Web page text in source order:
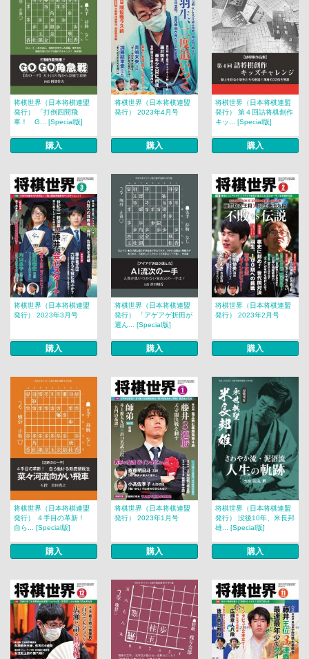
将棋世界（日本将棋連盟
発行） 「打倒四間飛
車！ G... [Special版]
購入
将棋世界（日本将棋連盟
発行） 2023年4月号
購入
将棋世界（日本将棋連盟
発行） 第４回詰将棋創作
キッ... [Special版]
購入
将棋世界（日本将棋連盟
発行） 2023年3月号
購入
将棋世界（日本将棋連盟
発行） 「アゲアゲ折田が
選ん... [Special版]
購入
将棋世界（日本将棋連盟
発行） 2023年2月号
購入
将棋世界（日本将棋連盟
発行） ４手目の革新！
自ら... [Special版]
購入
将棋世界（日本将棋連盟
発行） 2023年1月号
購入
将棋世界（日本将棋連盟
発行） 没後10年、米長邦
雄... [Special版]
購入